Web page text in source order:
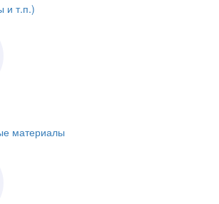
и т.п.)
материалы